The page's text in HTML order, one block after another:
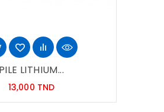
PILE LITHIUM...
13,000 TNDPrix